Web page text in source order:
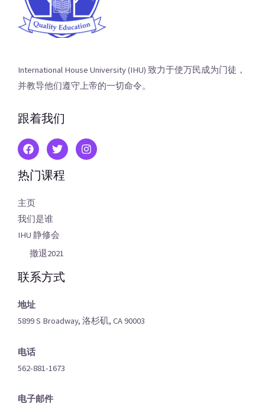
International House University (IHU) 致力于使万民成为门徒，
并教导他们遵守上帝的一切命令。
跟着我们
热门课程
主页
我们是谁
IHU 静修会
撤退2021
联系方式
地址
5899 S Broadway, 洛杉矶, CA 90003
电话
562-881-1673
电子邮件